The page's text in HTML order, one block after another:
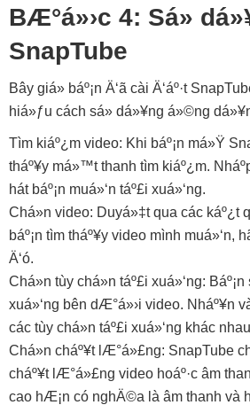
BÆ°á»›c 4: Sá»­
SnapTube
Bây giá» báº¡n Ä‘ã cài Ä‘áº·t
hiá»ƒu cách sá»­ dá»¥ng á»©ng
Tìm kiáº¿m video: Khi báº¡n má»Ÿ
tháº¥y má»™t thanh tìm kiáº¿m.
hát báº¡n muá»‘n táº£i xuá»‘ng.
Chá»n video: Duyá»‡t qua các káº¿t
báº¡n tìm tháº¥y video mình muá»‘n,
Ä‘ó.
Chá»n tùy chá»n táº£i xuá»‘ng:
xuá»‘ng bên dÆ°á»›i video. Nháº¥n
các tùy chá»n táº£i xuá»‘ng khác
Chá»n cháº¥t lÆ°á»£ng: SnapTube
cháº¥t lÆ°á»£ng video hoáº·c âm
cao hÆ¡n có nghÄ©a là âm thanh và